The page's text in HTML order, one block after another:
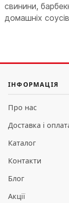
свинини,
домашніх
ІНФОРМАЦІЯ
Про нас
Доставка і
Каталог
Контакти
Блог
Акції